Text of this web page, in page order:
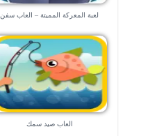
لعبة المعركة المميتة – العاب سفن
العاب صيد سمك